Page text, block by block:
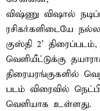
விஷ்ணு விஷால்
ரசிகர்களிடையே
குஸ்தி 2' திரைப்படம்,
வெளியீட்டுக்கு
திரையரங்குகளில்
படம் விரைவில்
வெளியாக உள்ளது.